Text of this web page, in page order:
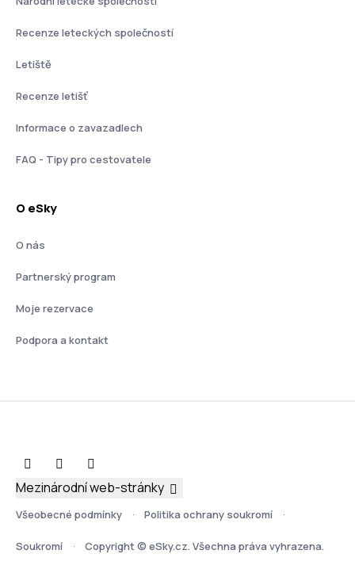
Recenze leteckých společností
Letiště
Recenze letišť
Informace o zavazadlech
FAQ - Tipy pro cestovatele
O eSky
O nás
Partnerský program
Moje rezervace
Podpora a kontakt
Všeobecné podmínky Politika ochrany soukromí
Soukromí Copyright © eSky.cz. Všechna práva vyhrazena.
Mezinárodní web-stránky